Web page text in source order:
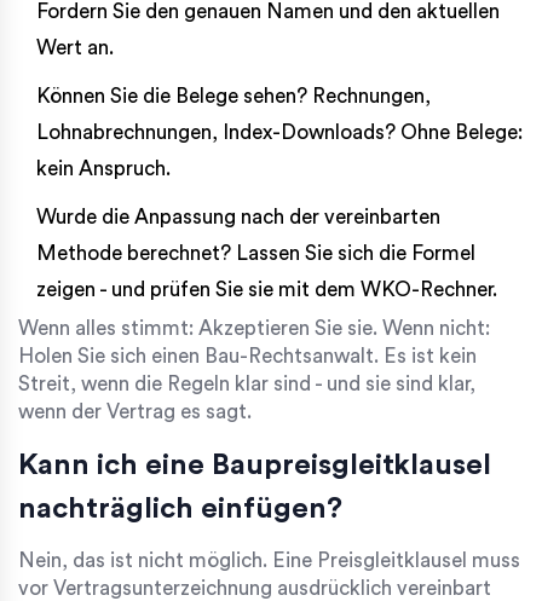
Fordern Sie den genauen Namen und den aktuellen
Wert an.
Können Sie die Belege sehen? Rechnungen,
Lohnabrechnungen, Index-Downloads? Ohne Belege:
kein Anspruch.
Wurde die Anpassung nach der vereinbarten
Methode berechnet? Lassen Sie sich die Formel
zeigen - und prüfen Sie sie mit dem WKO-Rechner.
Wenn alles stimmt: Akzeptieren Sie sie. Wenn nicht:
Holen Sie sich einen Bau-Rechtsanwalt. Es ist kein
Streit, wenn die Regeln klar sind - und sie sind klar,
wenn der Vertrag es sagt.
Kann ich eine Baupreisgleitklausel
nachträglich einfügen?
Nein, das ist nicht möglich. Eine Preisgleitklausel muss
vor Vertragsunterzeichnung ausdrücklich vereinbart